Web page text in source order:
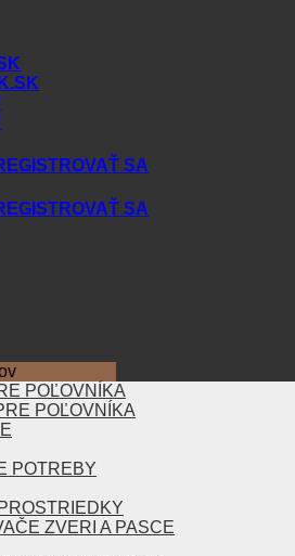
SA
SA
POĽOVNÍKA
POĽOVNÍKA
POTREBY
ZVERI A PASCE